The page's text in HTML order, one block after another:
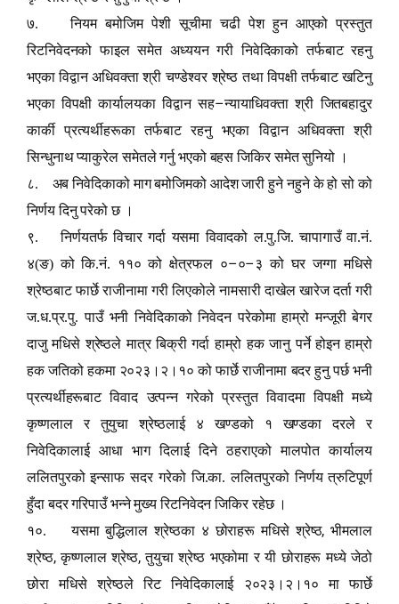
७. नियम बमोजिम पेशी सूचीमा चढी पेश हुन आएको प्रस्तुत
रिटनिवेदनको फाइल समेत अध्ययन गरी निवेदिकाको तर्फबाट रहनु
भएका विद्वान अधिवक्ता श्री चण्डेश्वर श्रेष्ठ तथा विपक्षी तर्फबाट खटिनु
भएका विपक्षी कार्यालयका विद्वान सह–न्यायाधिवक्ता श्री जितबहादुर
कार्की प्रत्यर्थीहरूका तर्फबाट रहनु भएका विद्वान अधिवक्ता श्री
सिन्धुनाथ प्याकुरेल समेतले गर्नु भएको बहस जिकिर समेत सुनियो ।
८. अब निवेदिकाको माग बमोजिमको आदेश जारी हुने नहुने के हो सो को
निर्णय दिनु परेको छ ।
९. निर्णयतर्फ विचार गर्दा यसमा विवादको ल.पु.जि. चापागाउँ वा.नं.
४(ङ) को कि.नं. ११० को क्षेत्रफल ०–०–३ को घर जग्गा मधिसे
श्रेष्ठबाट फार्छे राजीनामा गरी लिएकोले नामसारी दाखेल खारेज दर्ता गरी
ज.ध.प्र.पु. पाउँ भनी निवेदिकाको निवेदन परेकोमा हाम्रो मन्जूरी बेगर
दाजु मधिसे श्रेष्ठले मात्र बिक्री गर्दा हाम्रो हक जानु पर्ने होइन हाम्रो
हक जतिको हकमा २०२३।२।१० को फार्छे राजीनामा बदर हुनु पर्छ भनी
प्रत्यर्थीहरूबाट विवाद उत्पन्न गरेको प्रस्तुत विवादमा विपक्षी मध्ये
कृष्णलाल र तुयुचा श्रेष्ठलाई ४ खण्डको १ खण्डका दरले र
निवेदिकालाई आधा भाग दिलाई दिने ठहराएको मालपोत कार्यालय
ललितपुरको इन्साफ सदर गरेको जि.का. ललितपुरको निर्णय त्रुटिपूर्ण
हुँदा बदर गरिपाउँ भन्ने मुख्य रिटनिवेदन जिकिर रहेछ ।
१०. यसमा बुद्धिलाल श्रेष्ठका ४ छोराहरू मधिसे श्रेष्ठ,भीमलाल
श्रेष्ठ,कृष्णलाल श्रेष्ठ,तुयुचा श्रेष्ठ भएकोमा र यी छोराहरू मध्ये जेठो
छोरा मधिसे श्रेष्ठले रिट निवेदिकालाई २०२३।२।१० मा फार्छे